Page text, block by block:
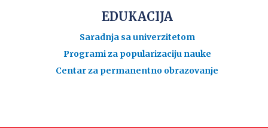
EDUKACIJA
Saradnja sa univerzitetom
Programi za popularizaciju nauke
Centar za permanentno obrazovanje